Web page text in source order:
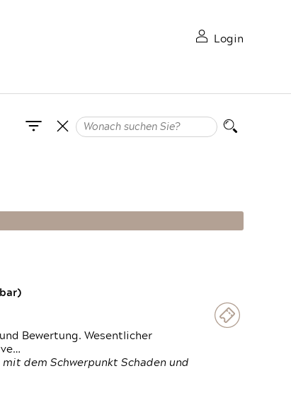
Login
Bewertung. Wesentlicher
dem Schwerpunkt Schaden und